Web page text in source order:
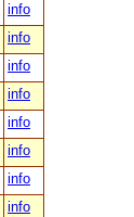
info
info
info
info
info
info
info
info